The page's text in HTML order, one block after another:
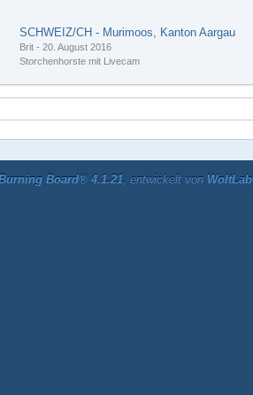
SCHWEIZ/CH - Murimoos, Kanton Aargau
Brit -20. August 2016
Storchenhorste mit Livecam
Board® 4.1.21, entwickelt von